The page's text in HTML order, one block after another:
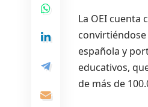
La OEI cuenta
española y
educativos,
de más de